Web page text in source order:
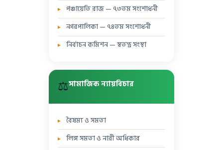
পঞ্চায়েতি রাজ — ৭৩তম সংশোধনী
নগরপালিকা — ৭৪তম সংশোধনী
নির্বাচন কমিশন — স্বতন্ত্র সংস্থা
⚖️সামাজিক ন্যায়বিচার
বৈষম্য ও সমতা
লিঙ্গ সমতা ও নারী অধিকার